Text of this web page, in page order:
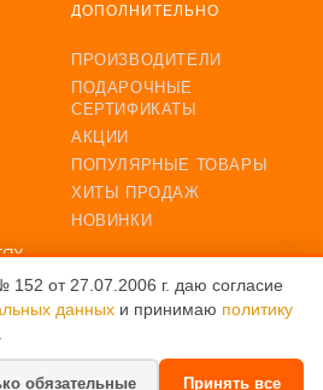
152 от 27.07.2006 г. даю согласие
данных и принимаю политику
.
обязательные Принять все
ДОПОЛНИТЕЛЬНО
ПРОИЗВОДИТЕЛИ
ПОДАРОЧНЫЕ
СЕРТИФИКАТЫ
АКЦИИ
ПОПУЛЯРНЫЕ ТОВАРЫ
ХИТЫ ПРОДАЖ
НОВИНКИ